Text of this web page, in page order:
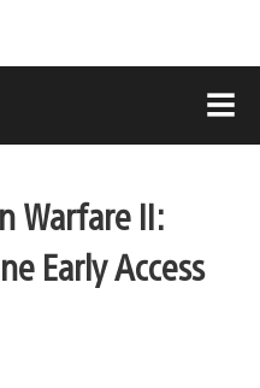
Warfare II:
Early Access